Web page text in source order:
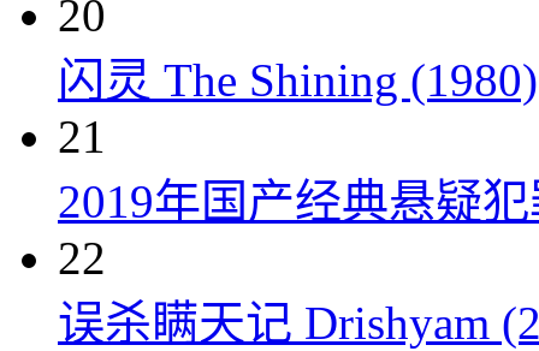
20
闪灵 The Shining (1980)
21
2019年国产经典悬疑
22
误杀瞒天记 Drishyam